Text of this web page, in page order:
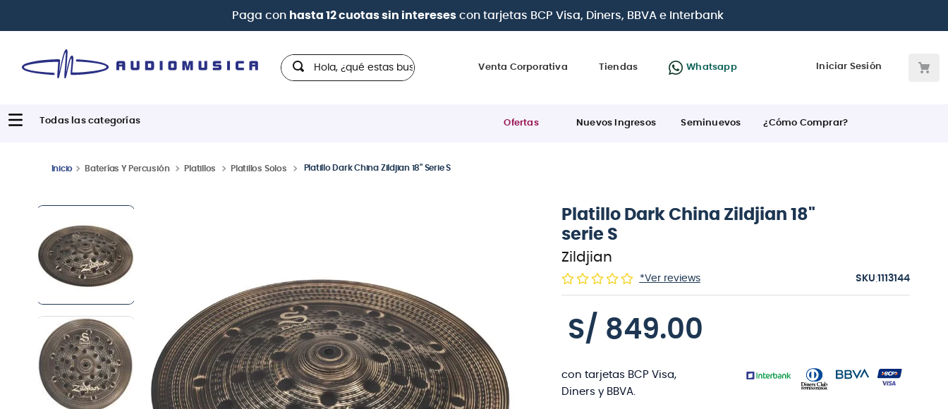
Paga con hasta 12 cuotas sin interesescon tarjetas BCP Visa, Diners, BBVA e Interbank
Hola, ¿qué estas buscando?
Venta Corporativa Tiendas Whatsapp Iniciar Sesión
Ofertas Nuevos Ingresos Seminuevos ¿Cómo Comprar?
Baterías Y Percusión Platillos Platillos Solos Platillo Dark China Zildjian 18" Serie S
Platillo Dark China Zildjian 18"
serie S
Zildjian
*Ver reviews :1113144
S/ 849.00
con tarjetas BCP Visa,
Diners y BBVA.